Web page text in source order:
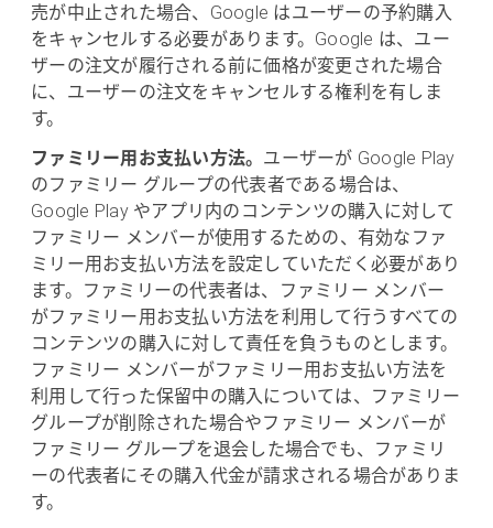
売が中止された場合、Google はユーザーの予約購入
をキャンセルする必要があります。Google は、ユー
ザーの注文が履行される前に価格が変更された場合
に、ユーザーの注文をキャンセルする権利を有しま
す。
ファミリー用お支払い方法。 ユーザーが Google Play
のファミリー グループの代表者である場合は、
Google Play やアプリ内のコンテンツの購入に対して
ファミリー メンバーが使用するための、有効なファ
ミリー用お支払い方法を設定していただく必要があり
ます。ファミリーの代表者は、ファミリー メンバー
がファミリー用お支払い方法を利用して行うすべての
コンテンツの購入に対して責任を負うものとします。
ファミリー メンバーがファミリー用お支払い方法を
利用して行った保留中の購入については、ファミリー
グループが削除された場合やファミリー メンバーが
ファミリー グループを退会した場合でも、ファミリ
ーの代表者にその購入代金が請求される場合がありま
す。